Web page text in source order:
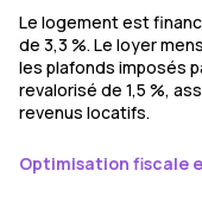
Le logement est
de 3,3 %. Le loyer
les plafonds imposés
revalorisé de 1,5 %,
revenus locatifs.
Optimisation fiscale